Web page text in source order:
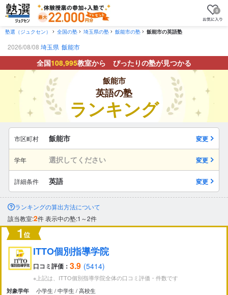
0
塾選（ジュクセン） 全国の塾 埼玉県の塾 飯能市の塾 飯能市の英語塾
2026/08/08 埼玉県 飯能市
全国108,995教室から ぴったりの塾が見つかる
飯能市
英語の塾
ランキング
市区町村 飯能市 変更
学年 選択してください 変更
詳細条件 英語 変更
市区町村
駅・路線から探す
ランキングの算出方法について
該当教室:2件表示中の塾:1～2件
ITTO個別指導学院
口コミ評価： 3.9 (5414)
※上記は、ITTO個別指導学院全体の口コミ評価・件数です
対象学年 小学生 中学生 高校生